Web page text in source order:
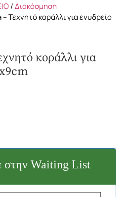
/Διακόσμηση
Τεχνητό κοράλλι για ενυδρείο
κοράλλι για
στην Waiting List